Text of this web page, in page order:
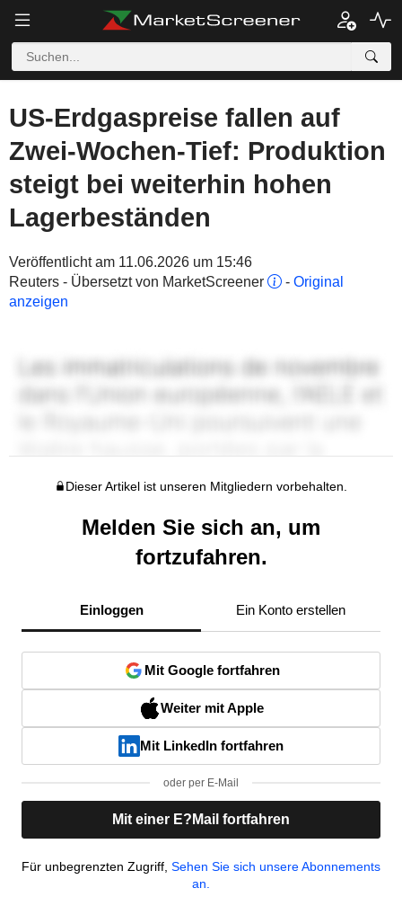
US-Erdgaspreise fallen auf
Zwei-Wochen-Tief: Produktion
steigt bei weiterhin hohen
Lagerbeständen
Veröffentlicht am 11.06.2026 um 15:46
Reuters - Übersetzt von MarketScreener
- Original
anzeigen
Dieser Artikel ist unseren Mitgliedern vorbehalten.
Melden Sie sich an, um
fortzufahren.
Einloggen Ein Konto erstellen
Mit Google fortfahren
Weiter mit Apple
Mit LinkedIn fortfahren
oder per E-Mail
Mit einer E?Mail fortfahren
Für unbegrenzten Zugriff, Sehen Sie sich unsere Abonnements
an.